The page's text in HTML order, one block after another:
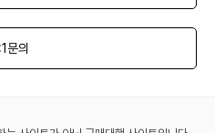
문의